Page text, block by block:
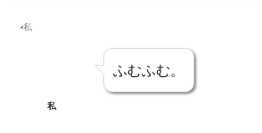
私
ふむふむ。